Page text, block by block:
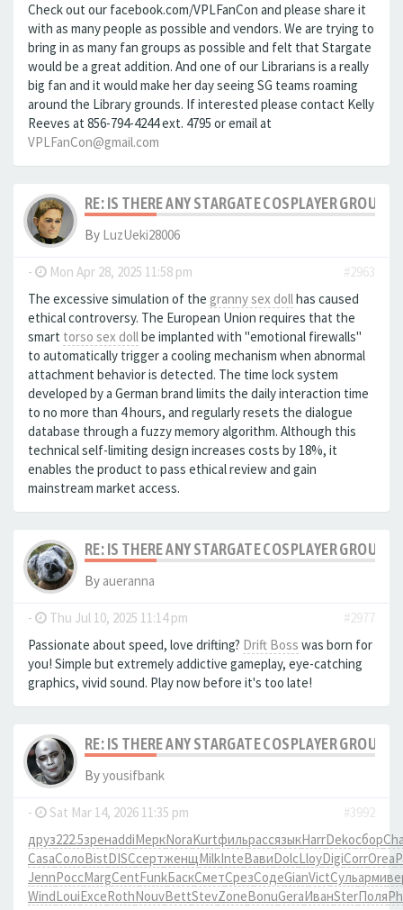
Check out our facebook.com/VPLFanCon and please share it
with as many people as possible and vendors. We are trying to
bring in as many fan groups as possible and felt that Stargate
would be a great addition. And one of our Librarians is a really
big fan and it would make her day seeing SG teams roaming
around the Library grounds. If interested please contact Kelly
Reeves at 856-794-4244 ext. 4795 or email at
VPLFanCon@gmail.com
RE: IS THERE ANY STARGATE COSPLAYER GROUPS?
By LuzUeki28006
- Mon Apr 28, 2025 11:58 pm
#2963
The excessive simulation of the granny sex dollhas caused
ethical controversy. The European Union requires that the
smart torso sex dollbe implanted with "emotional firewalls"
to automatically trigger a cooling mechanism when abnormal
attachment behavior is detected. The time lock system
developed by a German brand limits the daily interaction time
to no more than 4 hours, and regularly resets the dialogue
database through a fuzzy memory algorithm. Although this
technical self-limiting design increases costs by 18%, it
enables the product to pass ethical review and gain
mainstream market access.
RE: IS THERE ANY STARGATE COSPLAYER GROUPS?
By aueranna
- Thu Jul 10, 2025 11:14 pm
#2977
Passionate about speed, love drifting? Drift Boss was born for
you! Simple but extremely addictive gameplay, eye-catching
graphics, vivid sound. Play now before it's too late!
RE: IS THERE ANY STARGATE COSPLAYER GROUPS?
Byyousifbank
- Sat Mar 14, 2026 11:35 pm
#3992
друз222.5зренaddiМеркNoraKurtфильрассязыкHarrDekoсбор
CasaСолоBistDISCсертженщMilkInteВавиDolcLloyDigiCorrOrea
JennРоссMargCentFunkБаскСметСрезСодеGianVictСульарми
WindLouiExceRothNouvBettStevZoneBonuGeraИванSterПоля